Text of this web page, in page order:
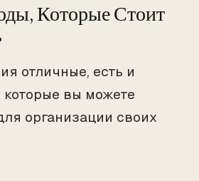
Которые Стоит
отличные, есть и
которые вы можете
организации своих